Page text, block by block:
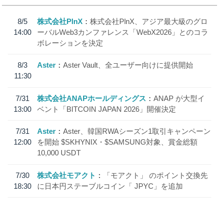
8/5
14:00
株式会社PlnX
株式会社PlnX、アジア最大級のグロ
ーバルWeb3カンファレンス「WebX2026」とのコラ
ボレーションを決定
8/3
11:30
Aster Aster Vault、全ユーザー向けに提供開始
7/31
13:00
株式会社ANAPホールディングス
ANAP が大型イ
ベント「BITCOIN JAPAN 2026」開催決定
7/31
12:00
Aster
Aster、韓国RWAシーズン1取引キャンペーン
を開始 $SKHYNIX・$SAMSUNG対象、賞金総額
10,000 USDT
7/30
18:30
株式会社モアクト
「モアクト」 のポイント交換先
に日本円ステーブルコイン「 JPYC」を追加